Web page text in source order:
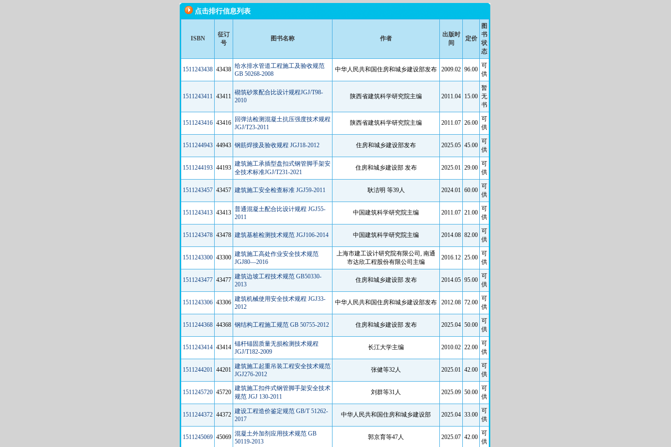
点击排行信息列表
ISBN
征订
号
图书名称 作者
出版时
间
定价
图
书
状
态
1511243438 43438 给水排水管道工程施工及验收规范
GB 50268-2008
中华人民共和国住房和城乡建设部发布 2009.02 96.00
可
供
1511243411 43411
砌筑砂浆配合比设计规程JGJ/T98-
2010
陕西省建筑科学研究院主编 2011.04 15.00
暂
无
书
1511243416 43416
回弹法检测混凝土抗压强度技术规程
JGJ/T23-2011
陕西省建筑科学研究院主编 2011.07 26.00
可
供
1511244943 44943 钢筋焊接及验收规程 JGJ18-2012 住房和城乡建设部发布 2025.05 45.00
可
供
1511244193 44193
建筑施工承插型盘扣式钢管脚手架安
全技术标准JGJ/T231-2021
住房和城乡建设部 发布 2025.01 29.00
可
供
1511243457 43457 建筑施工安全检查标准 JGJ59-2011 耿洁明 等39人 2024.01 60.00
可
供
1511243413 43413 普通混凝土配合比设计规程 JGJ55-
2011
中国建筑科学研究院主编 2011.07 21.00
可
供
1511243478 43478 建筑基桩检测技术规范 JGJ106-2014 中国建筑科学研究院主编 2014.08 82.00
可
供
1511243300 43300 建筑施工高处作业安全技术规范
JGJ80—2016
上海市建工设计研究院有限公司, 南通
市达欣工程股份有限公司主编
2016.12 25.00
可
供
1511243477 43477 建筑边坡工程技术规范 GB50330-
2013
住房和城乡建设部 发布 2014.05 95.00
可
供
1511243306 43306 建筑机械使用安全技术规程 JGJ33-
2012
中华人民共和国住房和城乡建设部发布 2012.08 72.00
可
供
1511244368 44368 钢结构工程施工规范 GB 50755-2012 住房和城乡建设部 发布 2025.04 50.00
可
供
1511243414 43414 锚杆锚固质量无损检测技术规程
JGJ/T182-2009
长江大学主编 2010.02 22.00
可
供
1511244201 44201 建筑施工起重吊装工程安全技术规范
JGJ276-2012
张健等32人 2025.01 42.00
可
供
1511245720 45720
建筑施工扣件式钢管脚手架安全技术
规范 JGJ 130-2011
刘群等31人 2025.09 50.00
可
供
1511244372 44372 建设工程造价鉴定规范 GB/T 51262-
2017
中华人民共和国住房和城乡建设部 2025.04 33.00
可
供
1511245069 45069 混凝土外加剂应用技术规范 GB
50119-2013
郭京育等47人 2025.07 42.00
可
供